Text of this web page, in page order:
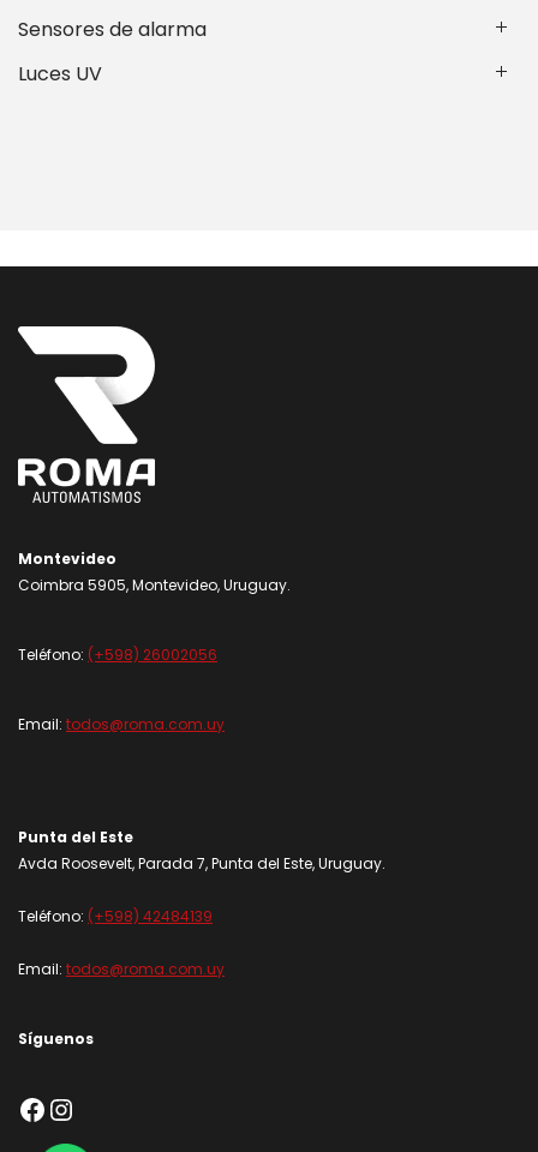
Sensores de alarma
Luces UV
Montevideo
Coimbra 5905, Montevideo, Uruguay.
Teléfono: (+598) 26002056
Email: todos@roma.com.uy
Punta del Este
Avda Roosevelt, Parada 7, Punta del Este, Uruguay.
Teléfono: (+598) 42484139
Email: todos@roma.com.uy
Síguenos
Facebook
Instagram